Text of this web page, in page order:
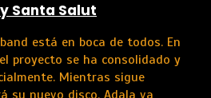
Santa Salut
está en boca de todos. En
proyecto se ha consolidado y
Mientras sigue